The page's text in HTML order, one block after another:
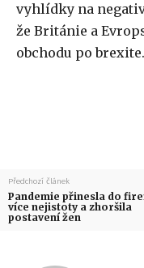
vyhlídky na
že Británie a
obchodu po brexite.
Předchozí článek
Pandemie přinesla do
více nejistoty a zhoršila
postavení žen